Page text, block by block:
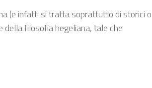
(e infatti si tratta soprattutto di storici o
della filosofia hegeliana, tale che